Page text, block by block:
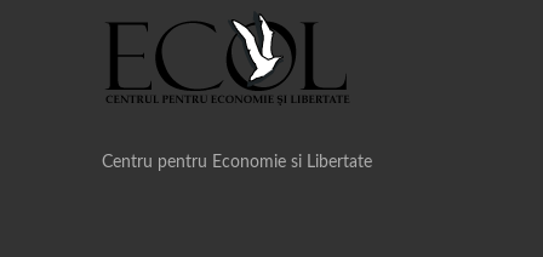
Centru pentru Economie si Libertate